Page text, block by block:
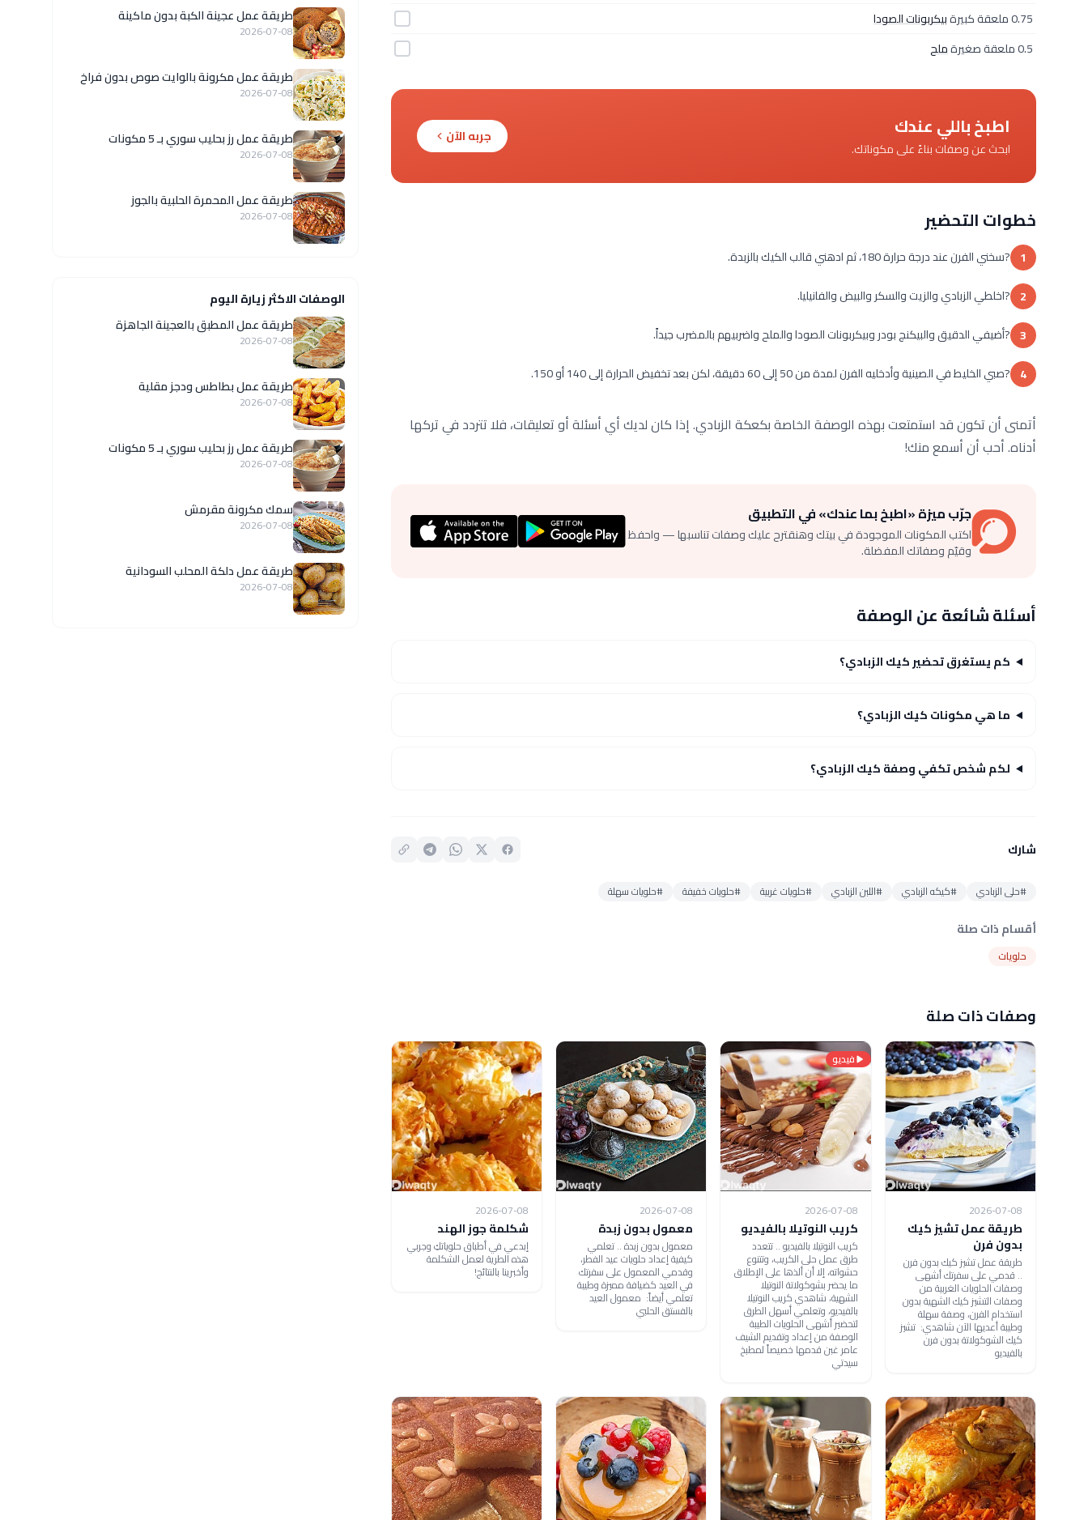
0.75 ملعقة كبيرة
بيكربونات الصودا
0.5 ملعقة صغيرة
ملح
اطبخ باللي عندك
ابحث عن وصفات بناءً على مكوناتك.
جربه الآن
خطوات التحضير
1 ?سخني الفرن عند درجة حرارة 180، ثم ادهني قالب الكيك بالزبدة.
2 ?اخلطي الزبادي والزيت والسكر والبيض والفانيليا.
3 ?أضيفي الدقيق والبيكنج بودر وبيكربونات الصودا والملح واضربيهم بالمضرب جيداً.
4 ?صبي الخليط في الصينية وأدخليه الفرن لمدة من 50 إلى 60 دقيقة، لكن بعد تخفيض الحرارة إلى 140 أو 150.
أتمنى أن تكون قد استمتعت بهذه الوصفة الخاصة بكعكة الزبادي. إذا كان لديك أي أسئلة أو تعليقات، فلا تتردد في تركها
أدناه. أحب أن أسمع منك!
جرّب ميزة «اطبخ بما عندك» في التطبيق
اكتب المكونات الموجودة في بيتك وهنقترح عليك وصفات تناسبها — واحفظ
وقيّم وصفاتك المفضلة.
أسئلة شائعة عن الوصفة
كم يستغرق تحضير كيك الزبادي؟
ما هي مكونات كيك الزبادي؟
لكم شخص تكفي وصفة كيك الزبادي؟
شارك
#حلى الزبادي #كيكه الزبادي #اللبن الزبادي #حلويات غربية #حلويات خفيفة #حلويات سهلة
أقسام ذات صلة
حلويات
وصفات ذات صلة
2026-07-08
طريقة عمل تشيز كيك
بدون فرن
طريقة عمل تشيز كيك بدون فرن
.. قدمي على سفرتك أشهى
وصفات الحلويات الغربية من
وصفات التشيز كيك الشهية بدون
استخدام الفرن، وصفة سهلة
وطيبة أعديها الآن شاهدي: تشيز
كيك الشوكولاتة بدون فرن
بالفيديو
فيديو
2026-07-08
كريب النوتيلا بالفيديو
كريب النوتيلا بالفيديو .. تتعدد
طرق عمل حلى الكريب، وتتنوع
حشواته، إلا أن ألذها على الإطلاق
ما يحضر بشوكولاتة النوتيلا
الشهية، شاهدي كريب النوتيلا
بالفيديو، وتعلمي أسهل الطرق
لتحضير أشهى الحلويات الطيبة
الوصفة من إعداد وتقديم الشيف
عامر غبن قدمها خصيصاً لمطبخ
سيدتي
2026-07-08
معمول بدون زبدة
معمول بدون زبدة .. تعلمي
كيفية إعداد حلويات عيد الفطر،
وقدمي المعمول على سفرتك
في العيد كضيافة مميزة وطيبة
تعلمي أيضاً: معمول العيد
بالفستق الحلبي
2026-07-08
شكلمة جوز الهند
إبدعي في أطباق حلوياتكِ وجربي
هذه الطرية لعمل الشكلمة
وأخبرينا بالنتائج!
طريقة عمل عجينة الكبة بدون ماكينة
2026-07-08
طريقة عمل مكرونة بالوايت صوص بدون فراخ
2026-07-08
طريقة عمل رز بحليب سوري بـ 5 مكونات
2026-07-08
طريقة عمل المحمرة الحلبية بالجوز
2026-07-08
الوصفات الاكثر زيارة اليوم
طريقة عمل المطبق بالعجينة الجاهزة
2026-07-08
طريقة عمل بطاطس ودجز مقلية
2026-07-08
طريقة عمل رز بحليب سوري بـ 5 مكونات
2026-07-08
سمك مكرونة مقرمش
2026-07-08
طريقة عمل دلكة المحلب السودانية
2026-07-08